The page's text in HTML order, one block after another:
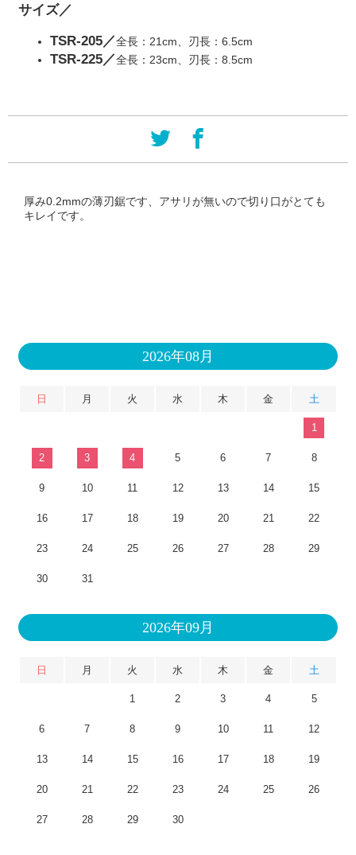
サイズ／
TSR-205／全長：21cm、刃長：6.5cm
TSR-225／全長：23cm、刃長：8.5cm
厚み0.2mmの薄刃鋸です、アサリが無いので切り口がとても
キレイです。
2026年08月
日 月 火 水 木 金 土
1
2 3 4 5 6 7 8
9 10 11 12 13 14 15
16 17 18 19 20 21 22
23 24 25 26 27 28 29
30 31
2026年09月
日 月 火 水 木 金 土
1 2 3 4 5
6 7 8 9 10 11 12
13 14 15 16 17 18 19
20 21 22 23 24 25 26
27 28 29 30